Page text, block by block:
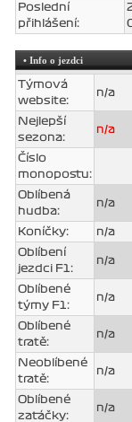
Poslední
přihlášení:
• Info o jezdci
Týmová
website:
n/a
Nejlepší
sezona:
n/a
Číslo
monopostu:
Oblíbená
hudba:
n/a
Koníčky:
n/a
Oblíbení
jezdci F1:
n/a
Oblíbené
týmy F1:
n/a
Oblíbené
tratě:
n/a
Neoblíbené
tratě:
n/a
Oblíbené
zatáčky:
n/a